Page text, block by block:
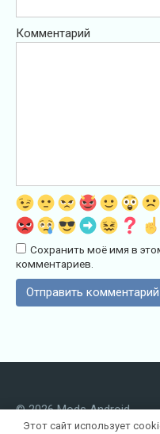
Комментарий
Сохранить моё имя в
комментариев.
© 2026 Mods Android
Этот сайт использует